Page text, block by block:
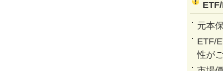
元本
ETF/
性が